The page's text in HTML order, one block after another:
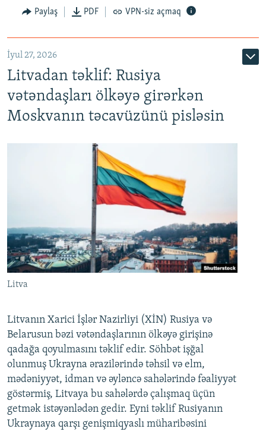
Paylaş PDF VPN-siz açmaq
İyul 27, 2026
Litvadan təklif: Rusiya
vətəndaşları ölkəyə girərkən
Moskvanın təcavüzünü pisləsin
Litva
Litvanın Xarici İşlər Nazirliyi (XİN) Rusiya və
Belarusun bəzi vətəndaşlarının ölkəyə girişinə
qadağa qoyulmasını təklif edir. Söhbət işğal
olunmuş Ukrayna ərazilərində təhsil və elm,
mədəniyyət, idman və əyləncə sahələrində fəaliyyət
göstərmiş, Litvaya bu sahələrdə çalışmaq üçün
getmək istəyənlədən gedir. Eyni təklif Rusiyanın
Ukraynaya qarşı genişmiqyaslı müharibəsini